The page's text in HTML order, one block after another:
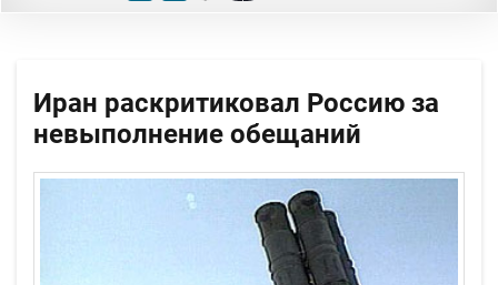
Иран раскритиковал Россию за
невыполнение обещаний